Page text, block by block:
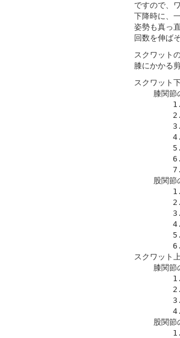
ですので、
下降時に、
姿勢も真っ
回数を伸ば
スクワット
膝にかかる
スクワット
膝関節
1.
2.
3.
股関節
1.
2.
3.
4.
スクワット
膝関節
1.
2.
3.
4.
股関節